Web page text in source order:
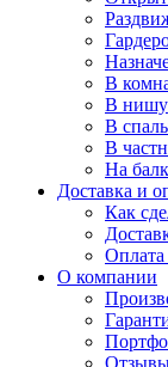
В
В нишу
В
В
На
Доставка и
Как
Оплата
О компании